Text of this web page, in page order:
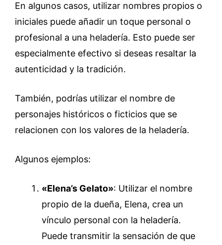
En algunos casos, utilizar nombres propios o
iniciales puede añadir un toque personal o
profesional a una heladería. Esto puede ser
especialmente efectivo si deseas resaltar la
autenticidad y la tradición.
También, podrías utilizar el nombre de
personajes históricos o ficticios que se
relacionen con los valores de la heladería.
Algunos ejemplos:
«Elena’s Gelato»: Utilizar el nombre
propio de la dueña, Elena, crea un
vínculo personal con la heladería.
Puede transmitir la sensación de que